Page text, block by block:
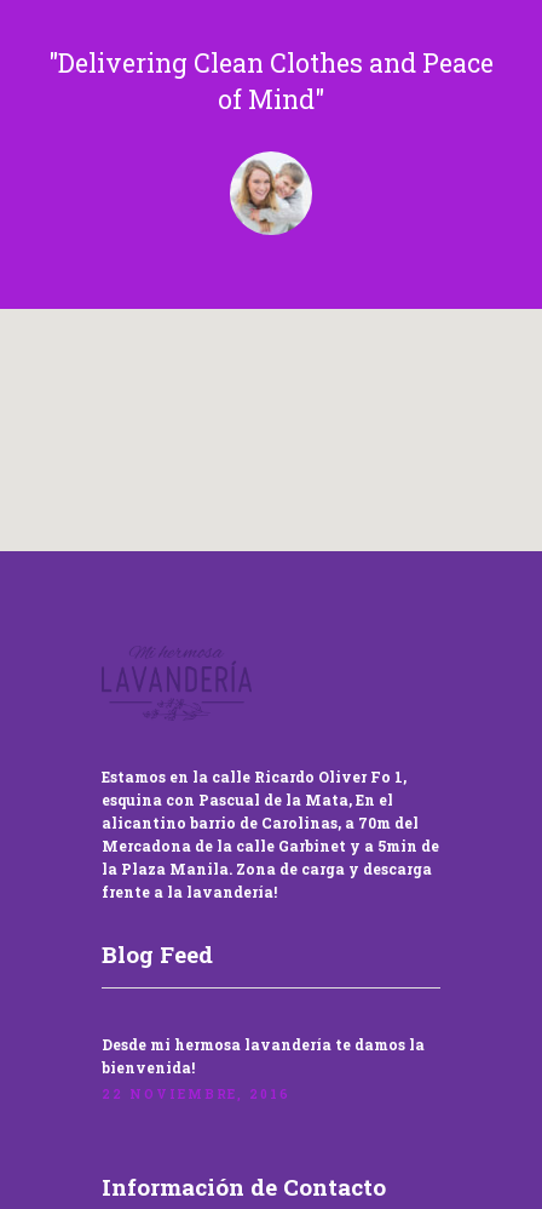
Delivering Clean Clothes and Peace
of Mind
Estamos en la calle Ricardo Oliver Fo 1,
esquina con Pascual de la Mata, En el
alicantino barrio de Carolinas, a 70m del
Mercadona de la calle Garbinet y a 5min de
la Plaza Manila. Zona de carga y descarga
frente a la lavandería!
Blog Feed
Desde mi hermosa lavandería te damos la
bienvenida!
22 NOVIEMBRE, 2016
Información de Contacto